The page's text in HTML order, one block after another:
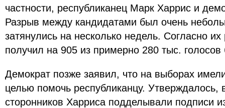
частности, республиканец Марк Харрис и
Разрыв между кандидатами был очень
затянулись на несколько недель. Согласно
получил на 905 из примерно 280 тыс.
Демократ позже заявил, что на выборах
целью помочь республиканцу. Утверждалось,
сторонников Харриса подделывали подписи